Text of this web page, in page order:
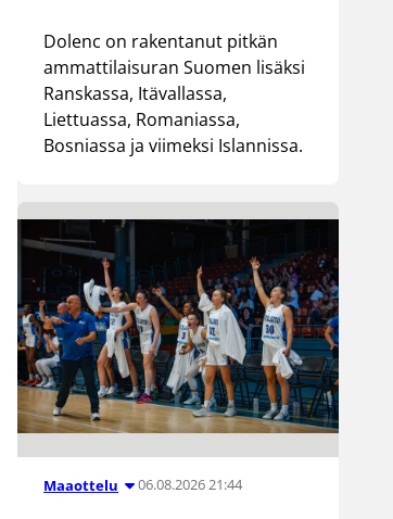
Dolenc on rakentanut pitkän
ammattilaisuran Suomen lisäksi
Ranskassa, Itävallassa,
Liettuassa, Romaniassa,
Bosniassa ja viimeksi Islannissa.
Maaottelu 06.08.2026 21:44